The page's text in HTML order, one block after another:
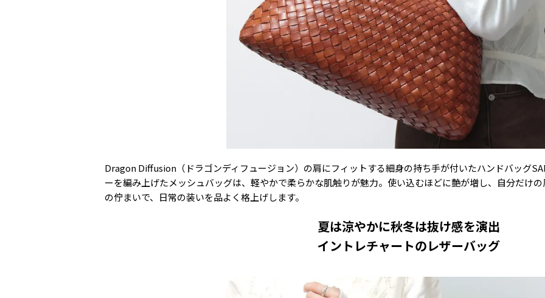
Dragon Diffusion（ドラゴンディフュージョン）の肩にフィットする細身の持ち手が付いたハンドバッグ
ーを編み上げたメッシュバッグは、軽やかで柔らかな肌触りが魅力。使い込むほどに艶が増し、自分だけ
の佇まいで、日常の装いを品よく格上げします。
夏は涼やかに秋冬は抜け感を演出
イントレチャートのレザーバッグ